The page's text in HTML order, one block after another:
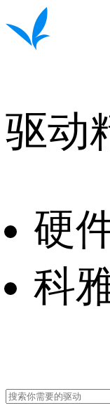
驱动
硬
科